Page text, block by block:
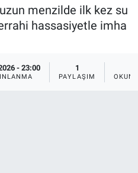
menzilde ilk kez su
hassasiyetle imha
- 23:00 1
PAYLAŞIM